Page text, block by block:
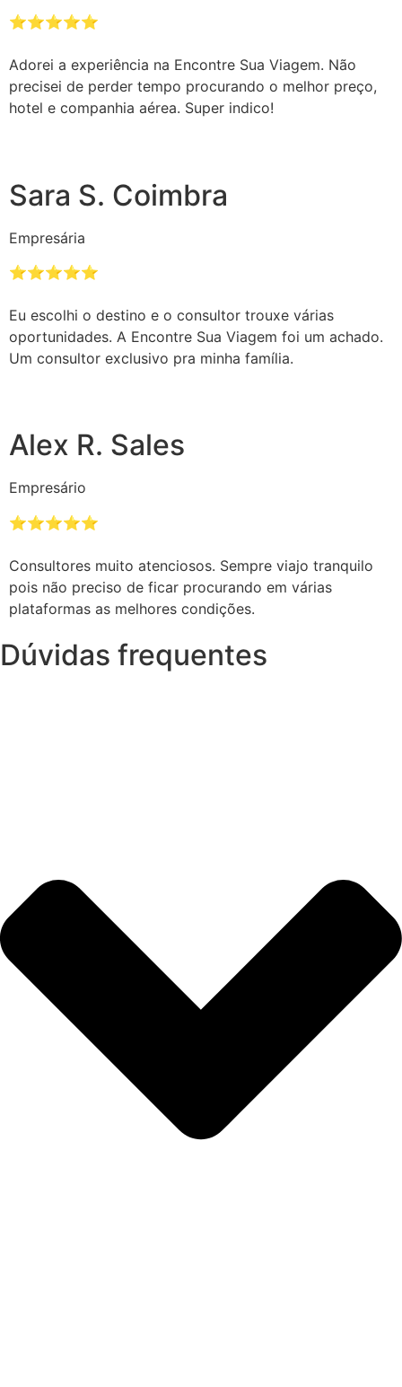
⭐️⭐️⭐️⭐️⭐️
Adorei a experiência na Encontre Sua Viagem. Não
precisei de perder tempo procurando o melhor preço,
hotel e companhia aérea. Super indico!
Sara S. Coimbra
Empresária
⭐️⭐️⭐️⭐️⭐️
Eu escolhi o destino e o consultor trouxe várias
oportunidades. A Encontre Sua Viagem foi um achado.
Um consultor exclusivo pra minha família.
Alex R. Sales
Empresário
⭐️⭐️⭐️⭐️⭐️
Consultores muito atenciosos. Sempre viajo tranquilo
pois não preciso de ficar procurando em várias
plataformas as melhores condições.
Dúvidas frequentes